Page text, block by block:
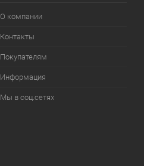
О компании
Контакты
Покупателям
Информация
Мы в соц.сетях